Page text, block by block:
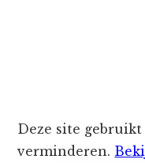
Deze site
verminderen.